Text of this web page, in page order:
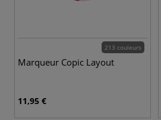
213 couleurs
Marqueur Copic Layout
11,95 €